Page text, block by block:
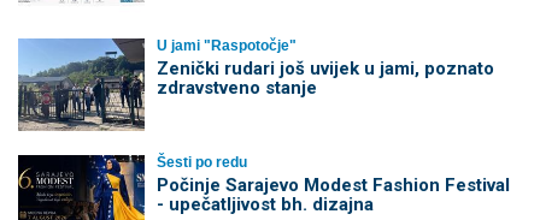
U jami "Raspotočje"
Zenički rudari još uvijek u jami, poznato
zdravstveno stanje
Šesti po redu
Počinje Sarajevo Modest Fashion Festival
- upečatljivost bh. dizajna